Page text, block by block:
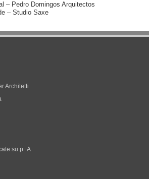
– Pedro Domingos Arquitectos
– Studio Saxe
Architetti
su p+A